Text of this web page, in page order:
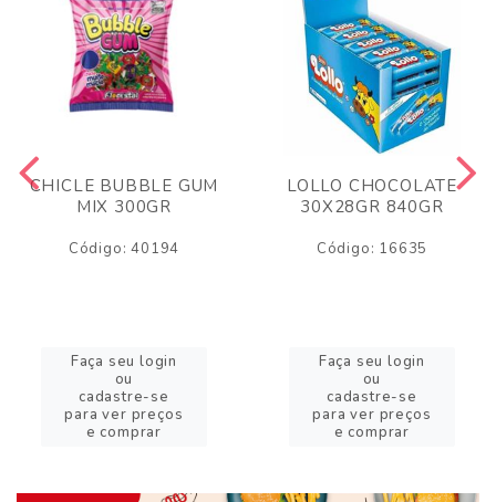
CHICLE BUBBLE GUM
MIX 300GR
Código: 40194
Faça seu login
ou
cadastre-se
para ver preços
e comprar
LOLLO CHOCOLATE
30X28GR 840GR
Código: 16635
Faça seu login
ou
cadastre-se
para ver preços
e comprar